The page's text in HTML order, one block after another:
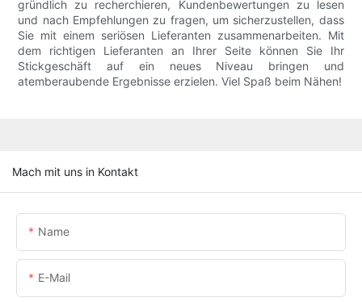
gründlich zu recherchieren, Kundenbewertungen zu lesen
und nach Empfehlungen zu fragen, um sicherzustellen, dass
Sie mit einem seriösen Lieferanten zusammenarbeiten. Mit
dem richtigen Lieferanten an Ihrer Seite können Sie Ihr
Stickgeschäft auf ein neues Niveau bringen und
atemberaubende Ergebnisse erzielen. Viel Spaß beim Nähen!
Mach mit uns in Kontakt
Name
E-Mail